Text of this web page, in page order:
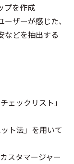
プを作成
ザーが感じた、
などを抽出する
ェックリスト」
ト法」を用いて
スタマージャー